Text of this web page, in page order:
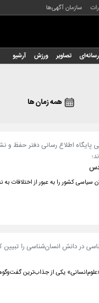
سازمان آگهی‌ها
تصاویر ورزش آرشیو
همه زمان ها
پایگاه اطلاع رسانی دفتر حفظ
سیاسی کشور را به عبور از اختلافات
در دانش انسان‌شناسی را تبیین
یکی از جذاب‌ترین